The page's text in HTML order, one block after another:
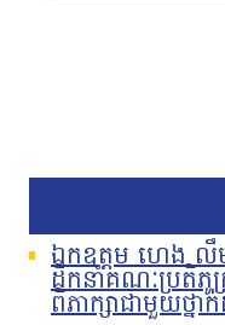
ឯកឧត្តម ហេង លឹម
ដឹកនាំគណៈប្រតិភូក្
ពិភាក្សាជាមួយថ្នា